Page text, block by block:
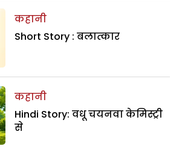
कहानी
Short Story : बलात्कार
कहानी
Hindi Story: वधू चयनवा केमिस्ट्री
से